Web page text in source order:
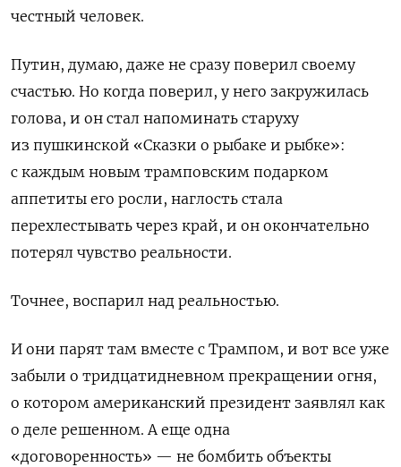
честный человек.
Путин, думаю, даже не сразу поверил своему
счастью. Но когда поверил, у него закружилась
голова, и он стал напоминать старуху
из пушкинской «Сказки о рыбаке и рыбке»:
с каждым новым трамповским подарком
аппетиты его росли, наглость стала
перехлестывать через край, и он окончательно
потерял чувство реальности.
Точнее, воспарил над реальностью.
И они парят там вместе с Трампом, и вот все уже
забыли о тридцатидневном прекращении огня,
о котором американский президент заявлял как
о деле решенном. А еще одна
«договоренность» — не бомбить объекты